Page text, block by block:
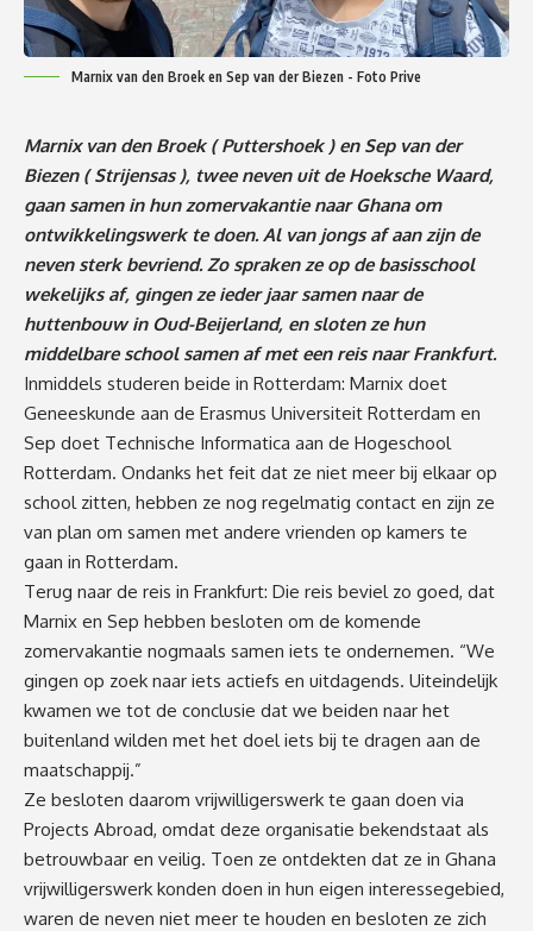
Marnix van den Broek en Sep van der Biezen - Foto Prive
Marnix van den Broek ( Puttershoek ) en Sep van der
Biezen ( Strijensas ), twee neven uit de Hoeksche Waard,
gaan samen in hun zomervakantie naar Ghana om
ontwikkelingswerk te doen. Al van jongs af aan zijn de
neven sterk bevriend. Zo spraken ze op de basisschool
wekelijks af, gingen ze ieder jaar samen naar de
huttenbouw in Oud-Beijerland, en sloten ze hun
middelbare school samen af met een reis naar Frankfurt.
Inmiddels studeren beide in Rotterdam: Marnix doet
Geneeskunde aan de Erasmus Universiteit Rotterdam en
Sep doet Technische Informatica aan de Hogeschool
Rotterdam. Ondanks het feit dat ze niet meer bij elkaar op
school zitten, hebben ze nog regelmatig contact en zijn ze
van plan om samen met andere vrienden op kamers te
gaan in Rotterdam.
Terug naar de reis in Frankfurt: Die reis beviel zo goed, dat
Marnix en Sep hebben besloten om de komende
zomervakantie nogmaals samen iets te ondernemen. “We
gingen op zoek naar iets actiefs en uitdagends. Uiteindelijk
kwamen we tot de conclusie dat we beiden naar het
buitenland wilden met het doel iets bij te dragen aan de
maatschappij.”
Ze besloten daarom vrijwilligerswerk te gaan doen via
Projects Abroad, omdat deze organisatie bekendstaat als
betrouwbaar en veilig. Toen ze ontdekten dat ze in Ghana
vrijwilligerswerk konden doen in hun eigen interessegebied,
waren de neven niet meer te houden en besloten ze zich